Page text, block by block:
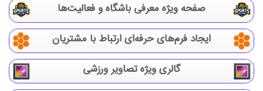
صفحه ویژه معرفی باشگاه و فعالیت‌ها
ایجاد فرم‌های حرفه‌ای ارتباط با مشتریان
گالری ویژه تصاویر ورزشی